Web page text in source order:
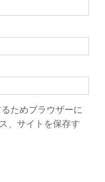
ためブラウザーに
、サイトを保存す